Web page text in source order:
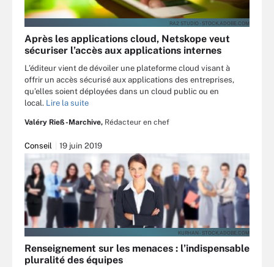
RA2 STUDIO - STOCK.ADOBE.COM
Après les applications cloud, Netskope veut
sécuriser l’accès aux applications internes
L’éditeur vient de dévoiler une plateforme cloud visant à
offrir un accès sécurisé aux applications des entreprises,
qu’elles soient déployées dans un cloud public ou en
local. Lire la suite
Valéry Rieß-Marchive, Rédacteur en chef
Conseil 19 juin 2019
KURHAN - STOCK.ADOBE.COM
Renseignement sur les menaces : l’indispensable
pluralité des équipes